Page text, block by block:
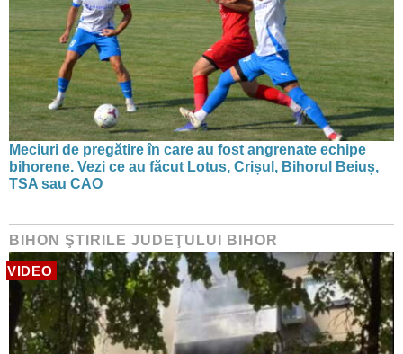
Meciuri de pregătire în care au fost angrenate echipe
bihorene. Vezi ce au făcut Lotus, Crișul, Bihorul Beiuș,
TSA sau CAO
BIHON ŞTIRILE JUDEŢULUI BIHOR
VIDEO